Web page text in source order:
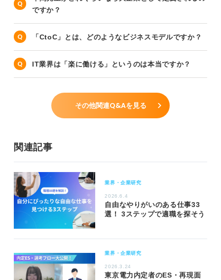
ですか？
「CtoC」とは、どのようなビジネスモデルですか？
IT業界は「楽に働ける」というのは本当ですか？
その他関連Q&Aを見る
関連記事
業界・企業研究
2026.6.4
自由なやりがいのある仕事33
選！ 3ステップで適職を探そう
業界・企業研究
2026.3.24
東京電力内定者のES・再現面